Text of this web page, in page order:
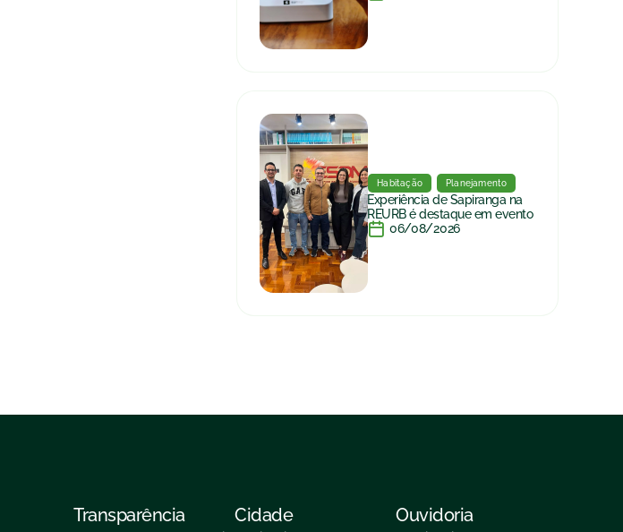
Habitação Planejamento
Experiência de Sapiranga na
REURB é destaque em evento
06/08/2026
Transparência Cidade Ouvidoria